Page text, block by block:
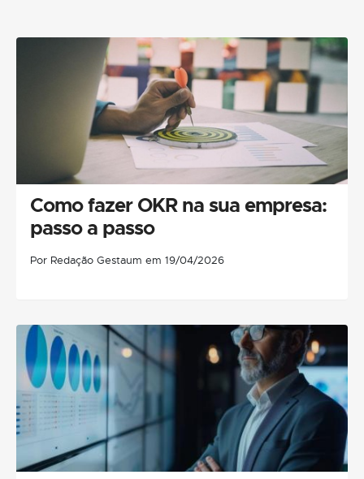
Como fazer OKR na sua empresa:
passo a passo
Por Redação Gestaum em 19/04/2026